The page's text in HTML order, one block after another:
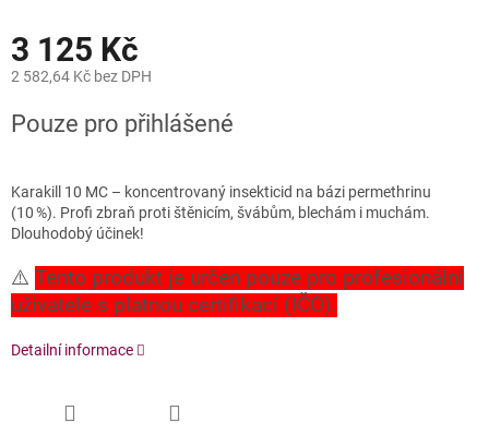
3 125 Kč
2 582,64 Kč bez DPH
cena:
Pouze pro přihlášené
Karakill 10 MC – koncentrovaný insekticid na bázi permethrinu
(10 %). Profi zbraň proti štěnicím, švábům, blechám i muchám.
Dlouhodobý účinek!
⚠️ Tento produkt je určen pouze pro profesionální
uživatele s platnou certifikací (IČO).
Detailní informace